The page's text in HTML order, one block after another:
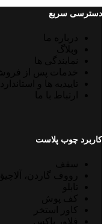
دسترسی سریع
کاربرد چوب پلاست